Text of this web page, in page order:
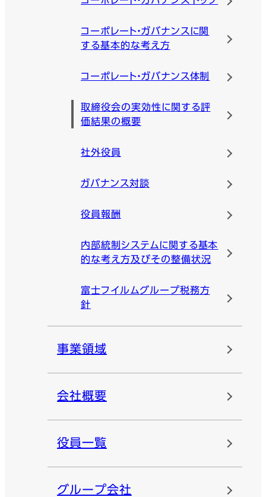
コーポレート・ガバナンスに関
する基本的な考え方
コーポレート・ガバナンス体制
取締役会の実効性に関する評
価結果の概要
社外役員
ガバナンス対談
役員報酬
内部統制システムに関する基本
的な考え方及びその整備状況
富士フイルムグループ税務方
針
事業領域
会社概要
役員一覧
グループ会社